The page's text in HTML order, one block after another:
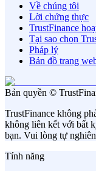
Về chúng tôi
Lời chứng thực
TrustFinance
Tại sao chọn
Pháp lý
Bản đồ trang
Bản quyền ©
TrustFinance không
không liên kết với bất
bạn. Vui lòng tự
Tính năng